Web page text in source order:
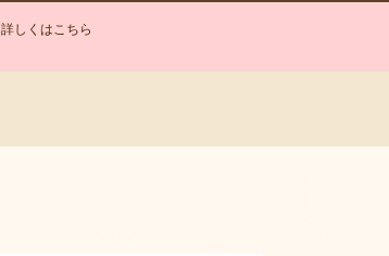
詳しくはこちら